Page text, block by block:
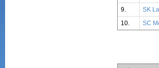
9.
SK
10.
SC